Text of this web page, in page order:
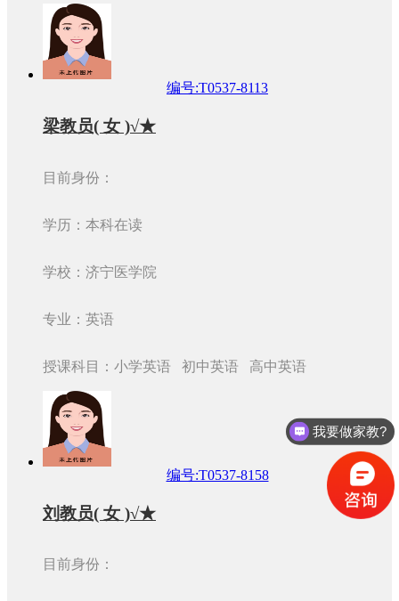
编号:T0537-8113
梁教员( 女 )√★
目前身份：
学历：本科在读
学校：济宁医学院
专业：英语
授课科目：小学英语 初中英语 高中英语
编号:T0537-8158
刘教员( 女 )√★
目前身份：
我要做家教?